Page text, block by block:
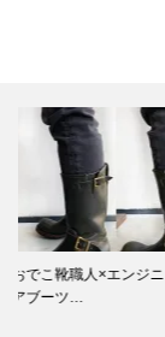
1960年代のFire-kin…